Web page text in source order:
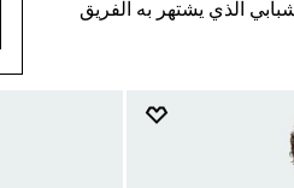
الذي يشتهر به الفريق